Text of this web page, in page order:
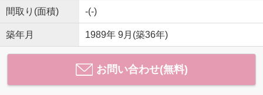
間取り(面積) -(-)
築年月 1989年 9月(築36年)
お問い合わせ(無料)